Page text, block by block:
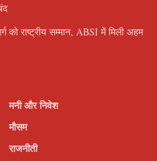
राष्ट्रीय सम्मान, ABSI में मिली अहम
मनी और निवेश
मौसम
राजनीती